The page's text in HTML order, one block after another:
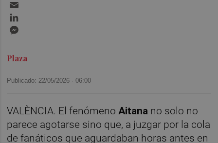
Plaza
Publicado: 22/05/2026 ·06:00
VALÈNCIA. El fenómeno Aitana no solo no
parece agotarse sino que, a juzgar por la cola
de fanáticos que aguardaban horas antes en